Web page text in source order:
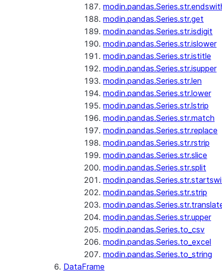
modin.pandas.Series.str.get
modin.pandas.Series.str.isdigit
modin.pandas.Series.str.islower
modin.pandas.Series.str.istitle
modin.pandas.Series.str.isupper
modin.pandas.Series.str.len
modin.pandas.Series.str.lower
modin.pandas.Series.str.lstrip
modin.pandas.Series.str.match
modin.pandas.Series.str.replace
modin.pandas.Series.str.rstrip
modin.pandas.Series.str.slice
modin.pandas.Series.str.split
modin.pandas.Series.str.strip
modin.pandas.Series.str.upper
modin.pandas.Series.to_csv
modin.pandas.Series.to_excel
modin.pandas.Series.to_string
DataFrame